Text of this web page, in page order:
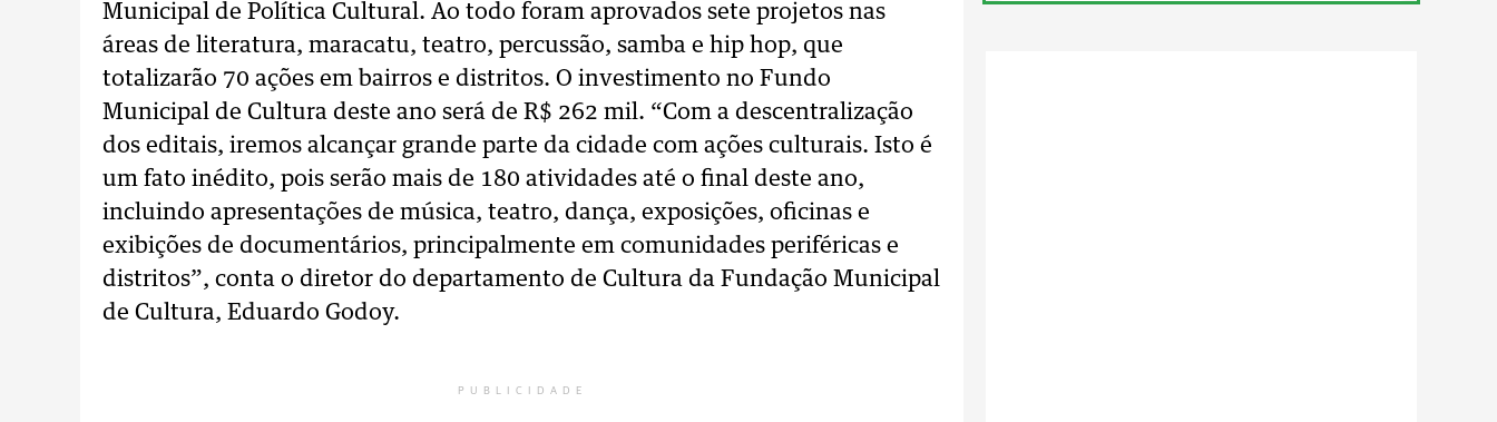
Municipal de Política Cultural. Ao todo foram aprovados sete projetos nas
áreas de literatura, maracatu, teatro, percussão, samba e hip hop, que
totalizarão 70 ações em bairros e distritos. O investimento no Fundo
Municipal de Cultura deste ano será de R$ 262 mil. “Com a descentralização
dos editais, iremos alcançar grande parte da cidade com ações culturais. Isto é
um fato inédito, pois serão mais de 180 atividades até o final deste ano,
incluindo apresentações de música, teatro, dança, exposições, oficinas e
exibições de documentários, principalmente em comunidades periféricas e
distritos”, conta o diretor do departamento de Cultura da Fundação Municipal
de Cultura, Eduardo Godoy.
PUBLICIDADE